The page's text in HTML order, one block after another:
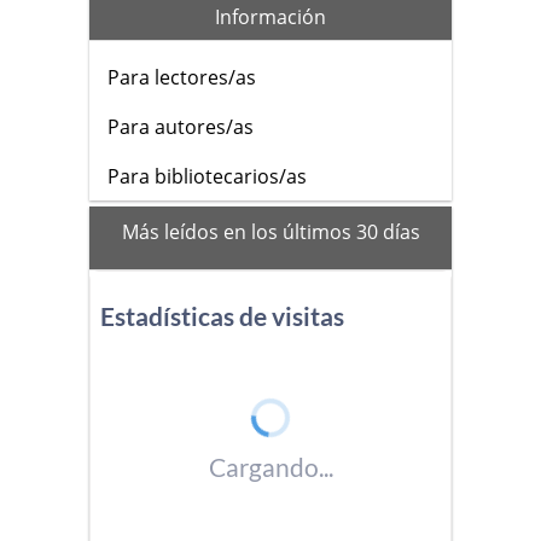
Información
Para lectores/as
Para autores/as
Para bibliotecarios/as
mas_vistos
Más leídos en los últimos 30 días